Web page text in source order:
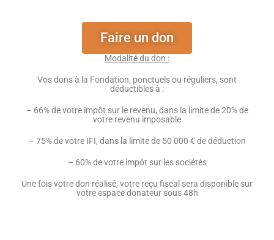
Faire un don
Modalité du don :
Vos dons à la Fondation, ponctuels ou réguliers, sont
déductibles à :
– 66% de votre impôt sur le revenu, dans la limite de 20% de
votre revenu imposable
– 75% de votre IFI, dans la limite de 50 000 € de déduction
– 60% de votre impôt sur les sociétés
Une fois votre don réalisé, votre reçu fiscal sera disponible sur
votre espace donateur sous 48h